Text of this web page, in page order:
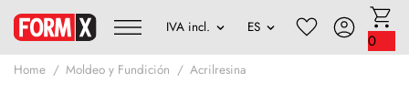
0
Home Moldeo y Fundición Acrilresina